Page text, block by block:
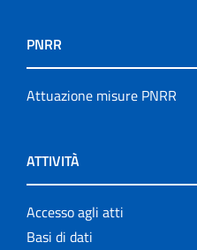
PNRR
Attuazione misure PNRR
ATTIVITÀ
Accesso agli atti
Basi di dati